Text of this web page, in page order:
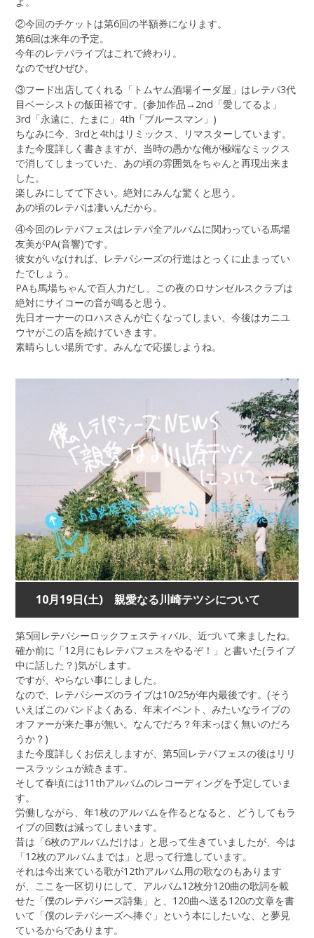
②今回のチケットは第6回の半額券になります。
第6回は来年の予定。
今年のレテパライブはこれで終わり。
なのでぜひぜひ。
③フード出店してくれる「トムヤム酒場イーダ屋」はレテパ3代
目ベーシストの飯田裕です。(参加作品→2nd「愛してるよ」
3rd「永遠に、たまに」4th「ブルースマン」)
ちなみに今、3rdと4thはリミックス、リマスターしています。
また今度詳しく書きますが、当時の愚かな俺が極端なミックス
で消してしまっていた、あの頃の雰囲気をちゃんと再現出来ま
した。
楽しみにしてて下さい。絶対にみんな驚くと思う。
あの頃のレテパは凄いんだから。
④今回のレテパフェスはレテパ全アルバムに関わっている馬場
友美がPA(音響)です。
彼女がいなければ、レテパシーズの行進はとっくに止まってい
たでしょう。
PAも馬場ちゃんで百人力だし、この夜のロサンゼルスクラブは
絶対にサイコーの音が鳴ると思う。
先日オーナーのロハスさんが亡くなってしまい、今後はカニユ
ウヤがこの店を続けていきます。
素晴らしい場所です。みんなで応援しようね。
10月19日(土) 親愛なる川崎テツシについて
第5回レテパシーロックフェスティバル、近づいて来ましたね。
確か前に「12月にもレテパフェスをやるぞ！」と書いた(ライブ
中に話した？)気がします。
ですが、やらない事にしました。
なので、レテパシーズのライブは10/25が年内最後です。(そう
いえばこのバンドよくある、年末イベント、みたいなライブの
オファーが来た事が無い。なんでだろ？年末っぽく無いのだろ
うか？)
また今度詳しくお伝えしますが、第5回レテパフェスの後はリリ
ースラッシュが続きます。
そして春頃には11thアルバムのレコーディングを予定していま
す。
労働しながら、年1枚のアルバムを作るとなると、どうしてもラ
イブの回数は減ってしまいます。
昔は「6枚のアルバムだけは」と思って生きていましたが、今は
「12枚のアルバムまでは」と思って行進しています。
それは今出来ている歌が12thアルバム用の歌なのもあります
が、ここを一区切りにして、アルバム12枚分120曲の歌詞を載
せた「僕のレテパシーズ詩集」と、120曲へ送る120の文章を書
いて「僕のレテパシーズへ捧ぐ」という本にしたいな、と夢見
ているからであります。